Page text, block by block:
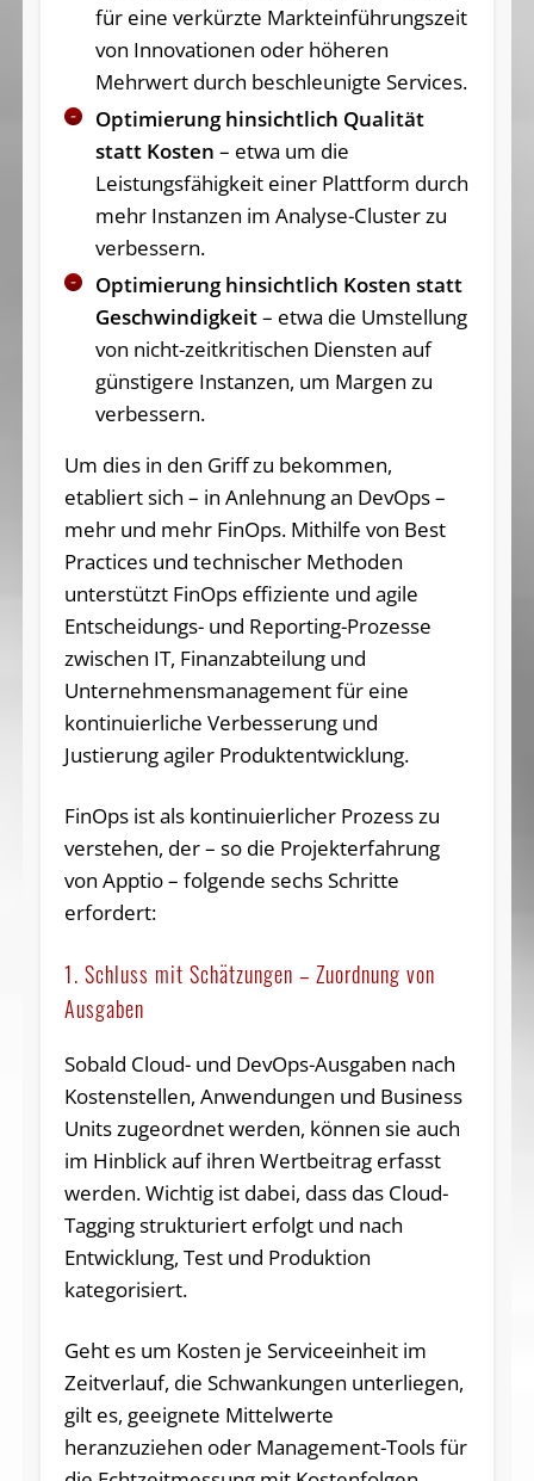
für eine verkürzte Markteinführungszeit
von Innovationen oder höheren
Mehrwert durch beschleunigte Services.
Optimierung hinsichtlich Qualität
statt Kosten – etwa um die
Leistungsfähigkeit einer Plattform durch
mehr Instanzen im Analyse-Cluster zu
verbessern.
Optimierung hinsichtlich Kosten statt
Geschwindigkeit– etwa die Umstellung
von nicht-zeitkritischen Diensten auf
günstigere Instanzen, um Margen zu
verbessern.
Um dies in den Griff zu bekommen,
etabliert sich – in Anlehnung an DevOps –
mehr und mehr FinOps. Mithilfe von Best
Practices und technischer Methoden
unterstützt FinOps effiziente und agile
Entscheidungs- und Reporting-Prozesse
zwischen IT, Finanzabteilung und
Unternehmensmanagement für eine
kontinuierliche Verbesserung und
Justierung agiler Produktentwicklung.
FinOps ist als kontinuierlicher Prozess zu
verstehen, der – so die Projekterfahrung
von Apptio – folgende sechs Schritte
erfordert:
1. Schluss mit Schätzungen – Zuordnung von
Ausgaben
Sobald Cloud- und DevOps-Ausgaben nach
Kostenstellen, Anwendungen und Business
Units zugeordnet werden, können sie auch
im Hinblick auf ihren Wertbeitrag erfasst
werden. Wichtig ist dabei, dass das Cloud-
Tagging strukturiert erfolgt und nach
Entwicklung, Test und Produktion
kategorisiert.
Geht es um Kosten je Serviceeinheit im
Zeitverlauf, die Schwankungen unterliegen,
gilt es, geeignete Mittelwerte
heranzuziehen oder Management-Tools für